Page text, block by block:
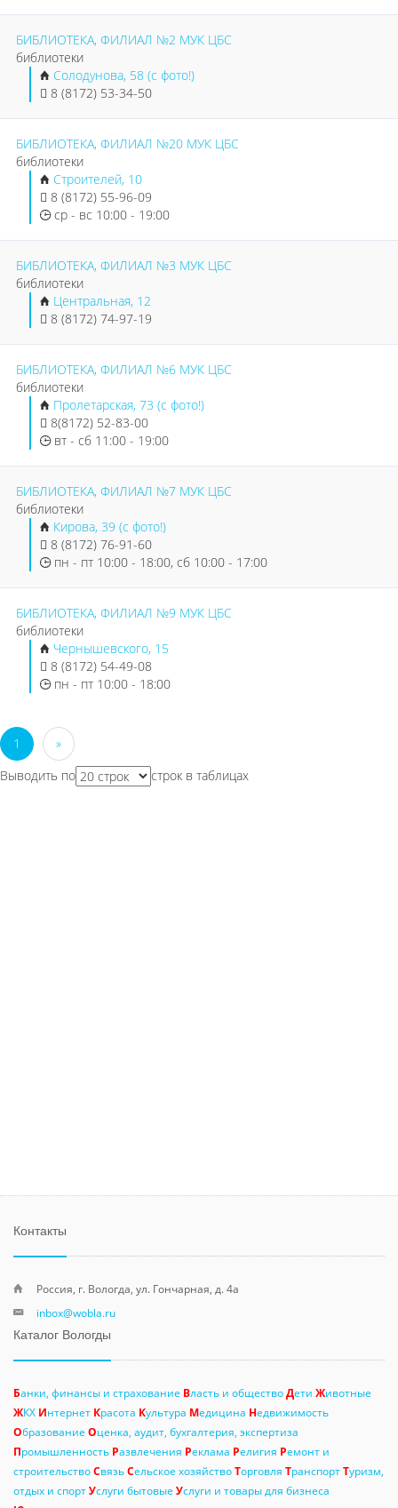
БИБЛИОТЕКА, ФИЛИАЛ №2 МУК ЦБС
библиотеки
Солодунова, 58 (с фото!)
8 (8172) 53-34-50
БИБЛИОТЕКА, ФИЛИАЛ №20 МУК ЦБС
библиотеки
Строителей, 10
8 (8172) 55-96-09
ср - вс 10:00 - 19:00
БИБЛИОТЕКА, ФИЛИАЛ №3 МУК ЦБС
библиотеки
Центральная, 12
8 (8172) 74-97-19
БИБЛИОТЕКА, ФИЛИАЛ №6 МУК ЦБС
библиотеки
Пролетарская, 73 (с фото!)
8(8172) 52-83-00
вт - сб 11:00 - 19:00
БИБЛИОТЕКА, ФИЛИАЛ №7 МУК ЦБС
библиотеки
Кирова, 39 (с фото!)
8 (8172) 76-91-60
пн - пт 10:00 - 18:00, сб 10:00 - 17:00
БИБЛИОТЕКА, ФИЛИАЛ №9 МУК ЦБС
библиотеки
Чернышевского, 15
8 (8172) 54-49-08
пн - пт 10:00 - 18:00
1
»
Выводить по
строк в таблицах
Контакты
Россия, г. Вологда, ул. Гончарная, д. 4а
inbox@wobla.ru
Каталог Вологды
Банки, финансы и страхование Власть и обществоДети Животные
ЖКХ Интернет Красота Культура Медицина Недвижимость
Образование Оценка, аудит, бухгалтерия, экспертиза
Промышленность Развлечения Реклама Религия Ремонт и
строительствоСвязьСельское хозяйствоТорговля ТранспортТуризм,
отдых и спортУслуги бытовые Услуги и товары для бизнеса